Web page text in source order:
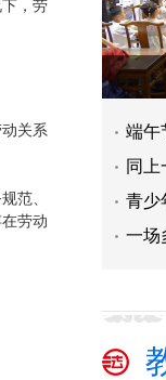
，劳
关系
范、
劳动
端午
同上
青少
一场